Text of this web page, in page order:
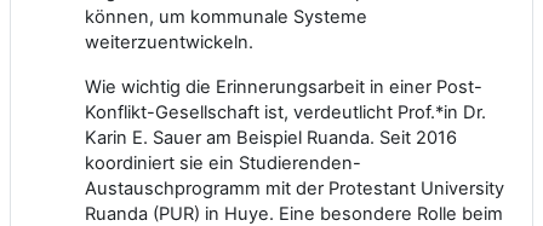
können, um kommunale Systeme
weiterzuentwickeln.
Wie wichtig die Erinnerungsarbeit in einer Post-
Konflikt-Gesellschaft ist, verdeutlicht Prof.*in Dr.
Karin E. Sauer am Beispiel Ruanda. Seit 2016
koordiniert sie ein Studierenden-
Austauschprogramm mit der Protestant University
Ruanda (PUR) in Huye. Eine besondere Rolle beim